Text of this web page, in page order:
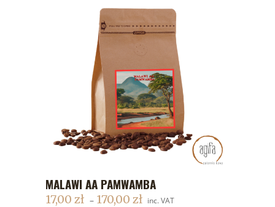
DODAJ DO KOSZYKA
MALAWI AA PAMWAMBA
17,00 zł – 170,00 zł inc. VAT